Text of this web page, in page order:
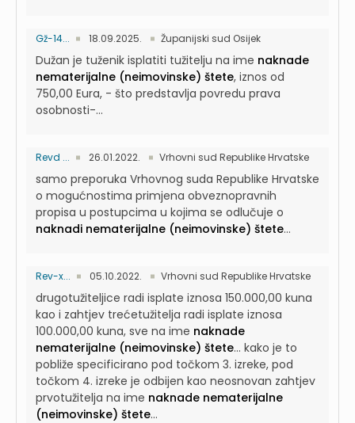
Gž-14... 18.09.2025. Županijski sud Osijek
Dužan je tuženik isplatiti tužitelju na ime naknade
nematerijalne (neimovinske) štete, iznos od
750,00 Eura, - što predstavlja povredu prava
osobnosti-...
Revd ... 26.01.2022. Vrhovni sud Republike Hrvatske
samo preporuka Vrhovnog suda Republike Hrvatske
o mogućnostima primjena obveznopravnih
propisa u postupcima u kojima se odlučuje o
naknadi nematerijalne (neimovinske) štete...
Rev-x... 05.10.2022. Vrhovni sud Republike Hrvatske
drugotužiteljice radi isplate iznosa 150.000,00 kuna
kao i zahtjev trećetužitelja radi isplate iznosa
100.000,00 kuna, sve na ime naknade
nematerijalne (neimovinske) štete... kako je to
pobliže specificirano pod točkom 3. izreke, pod
točkom 4. izreke je odbijen kao neosnovan zahtjev
prvotužitelja na ime naknade nematerijalne
(neimovinske) štete...